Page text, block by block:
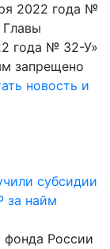
2022 года №
года № 32-У»
запрещено
новость и
субсидии
за найм
фонда России